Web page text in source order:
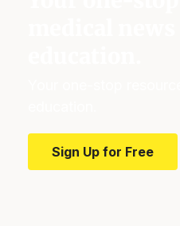
Sign Up for Free